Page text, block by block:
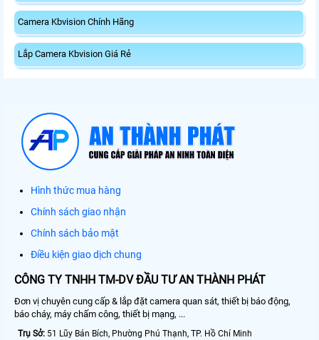
Camera Kbvision Chính Hãng
Lắp Camera Kbvision Giá Rẻ
Hình thức mua hàng
Chính sách giao nhận
Chính sách bảo mật
Điều kiện giao dịch chung
CÔNG TY TNHH TM-DV ĐẦU TƯ AN THÀNH PHÁT
Đơn vị chuyên cung cấp & lắp đặt camera quan sát, thiết bị báo động,
báo cháy, máy chấm công, thiết bị mạng, ...
Trụ Sở: 51 Lũy Bán Bích, Phường Phú Thạnh, TP. Hồ Chí Minh